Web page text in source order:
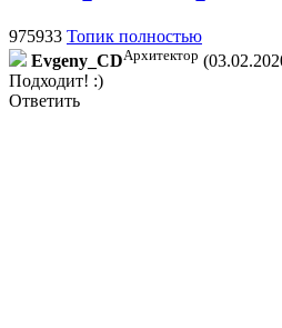
975933 Топик полностью
Evgeny_CDАрхитектор
Подходит! :)
Ответить